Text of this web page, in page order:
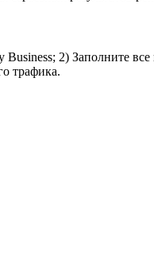
2) Заполните
трафика.